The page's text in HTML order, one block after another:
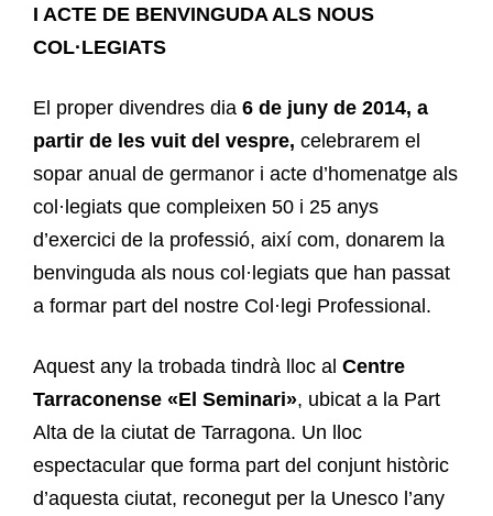
I ACTE DE BENVINGUDA ALS NOUS
COL·LEGIATS
El proper divendres dia 6 de juny de 2014, a
partir de les vuit del vespre, celebrarem el
sopar anual de germanor i acte d’homenatge als
col·legiats que compleixen 50 i 25 anys
d’exercici de la professió, així com, donarem la
benvinguda als nous col·legiats que han passat
a formar part del nostre Col·legi Professional.
Aquest any la trobada tindrà lloc al Centre
Tarraconense «El Seminari», ubicat a la Part
Alta de la ciutat de Tarragona. Un lloc
espectacular que forma part del conjunt històric
d’aquesta ciutat, reconegut per la Unesco l’any